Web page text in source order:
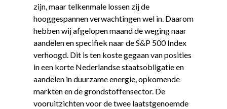
zijn, maar telkenmale lossen zij de
hooggespannen verwachtingen wel in. Daarom
hebben wij afgelopen maand de weging naar
aandelen en specifiek naar de S&P 500 Index
verhoogd. Dit is ten koste gegaan van posities
in een korte Nederlandse staatsobligatie en
aandelen in duurzame energie, opkomende
markten en de grondstoffensector. De
vooruitzichten voor de twee laatstgenoemde